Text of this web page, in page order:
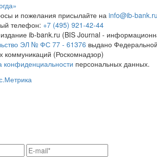
и пожелания присылайте на info@ib-bank.ru
телефон: +7 (495) 921-42-44
ib-bank.ru (BIS Journal -
ЭЛ № ФС 77 - 61376 выдано
коммуникаций (Роскомнадзор)
конфиденциальности персональных данных.